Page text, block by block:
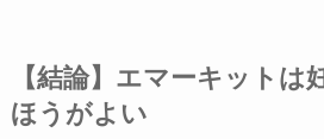
【結論】エマーキットは
ほうがよい